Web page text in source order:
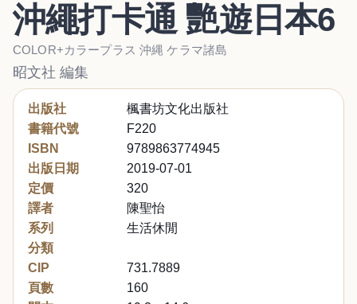
沖繩打卡通 艷遊日本6
COLOR+カラープラス 沖縄 ケラマ諸島
昭文社 編集
出版社
楓書坊文化出版社
書籍代號
F220
ISBN
9789863774945
出版日期
2019-07-01
定價
320
譯者
陳聖怡
系列
生活休閒
分類
CIP
731.7889
頁數
160